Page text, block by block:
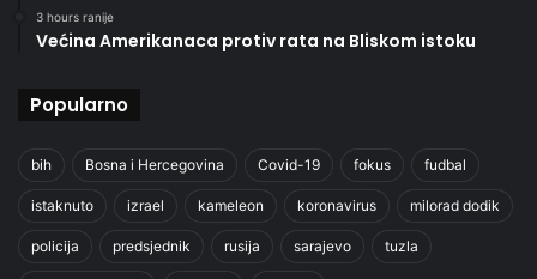
3 hours ranije
Većina Amerikanaca protiv rata na Bliskom istoku
Popularno
bih Bosna i Hercegovina Covid-19 fokus fudbal
istaknuto izrael kameleon koronavirus milorad dodik
policija predsjednik rusija sarajevo tuzla